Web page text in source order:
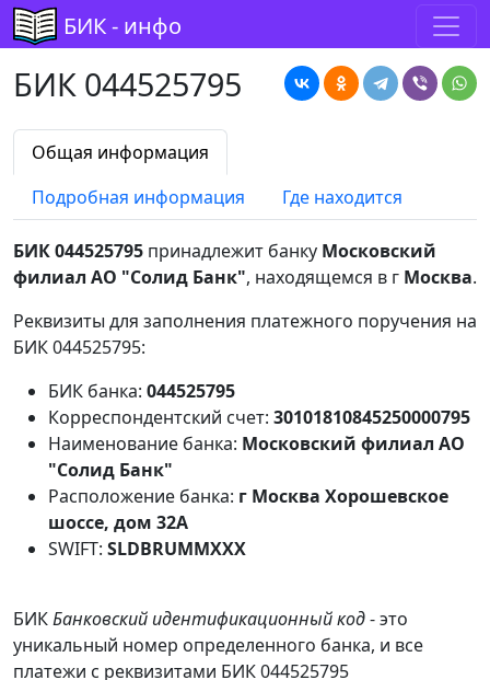
БИК - инфо
БИК 044525795
Общая информация
Подробная информация
Где находится
БИК 044525795 принадлежит банку Московский
филиал АО "Солид Банк", находящемся в г Москва.
Реквизиты для заполнения платежного поручения на
БИК 044525795:
БИК банка: 044525795
Корреспондентский счет: 30101810845250000795
Наименование банка: Московский филиал АО
"Солид Банк"
Расположение банка: г Москва Хорошевское
шоссе, дом 32А
SWIFT: SLDBRUMMXXX
БИКБанковский идентификационный код- это
уникальный номер определенного банка, и все
платежи с реквизитами БИК 044525795